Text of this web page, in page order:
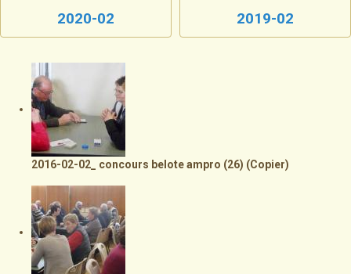
2020-02 2019-02
2016-02-02_ concours belote ampro (26) (Copier)